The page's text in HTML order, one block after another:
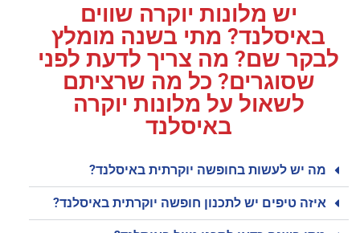
יש מלונות יוקרה שווים
באיסלנד? מתי בשנה מומלץ
לבקר שם? מה צריך לדעת לפני
שסוגרים? כל מה שרציתם
לשאול על מלונות יוקרה
באיסלנד
מה יש לעשות בחופשה יוקרתית באיסלנד?
איזה טיפים יש לתכנון חופשה יוקרתית באיסלנד?